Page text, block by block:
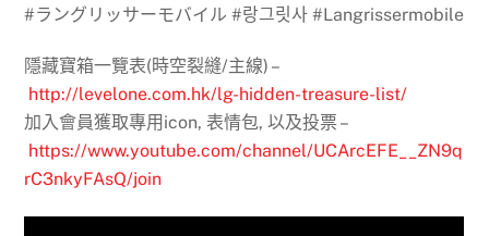
#ラングリッサーモバイル #랑그릿사 #Langrissermobile
隱藏寶箱一覽表(時空裂縫/主線) –
http://levelone.com.hk/lg-hidden-treasure-list/
加入會員獲取專用icon, 表情包, 以及投票 –
https://www.youtube.com/channel/UCArcEFE__ZN9q
rC3nkyFAsQ/join